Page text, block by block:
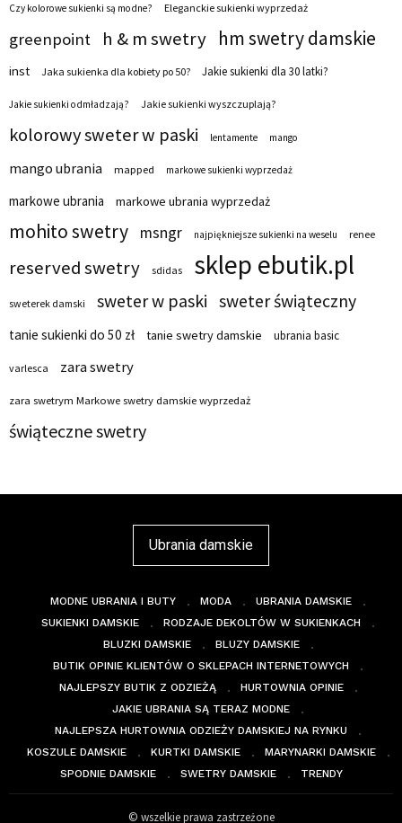
Czy kolorowe sukienki są modne? Eleganckie sukienki wyprzedaż
greenpoint h & m swetry hm swetry damskie
inst Jaka sukienka dla kobiety po 50? Jakie sukienki dla 30 latki?
Jakie sukienki odmładzają? Jakie sukienki wyszczuplają?
kolorowy sweter w paski lentamente mango
mango ubrania mapped markowe sukienki wyprzedaż
markowe ubrania markowe ubrania wyprzedaż
mohito swetry msngr najpiękniejsze sukienki na weselu renee
reserved swetry sdidas sklep ebutik.pl
sweterek damski sweter w paski sweter świąteczny
tanie sukienki do 50 zł tanie swetry damskie ubrania basic
varlesca zara swetry
zara swetrym Markowe swetry damskie wyprzedaż
świąteczne swetry
Ubrania damskie
MODNE UBRANIA I BUTY MODA
UBRANIA DAMSKIE
SUKIENKI DAMSKIE
RODZAJE DEKOLTÓW W SUKIENKACH
BLUZKI DAMSKIE
BLUZY DAMSKIE
BUTIK OPINIE KLIENTÓW O SKLEPACH INTERNETOWYCH
NAJLEPSZY BUTIK Z ODZIEŻĄ
HURTOWNIA OPINIE
JAKIE UBRANIA SĄ TERAZ MODNE
NAJLEPSZA HURTOWNIA ODZIEŻY DAMSKIEJ NA RYNKU
KOSZULE DAMSKIE
KURTKI DAMSKIE
MARYNARKI DAMSKIE
SPODNIE DAMSKIE
SWETRY DAMSKIE TRENDY
© wszelkie prawa zastrzeżone